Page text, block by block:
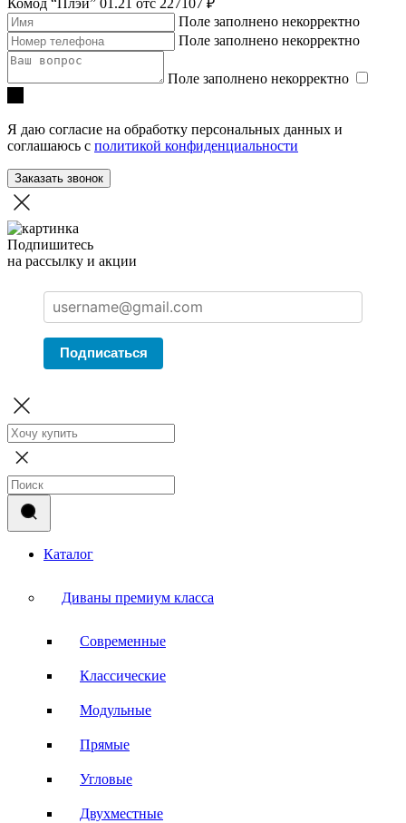
Комод “Плэй” 01.21 отc 227107 ₽
Поле заполнено некорректно
Поле заполнено некорректно
Поле заполнено некорректно
Я даю согласие на обработку персональных данных и
соглашаюсь с политикой конфиденциальности
Заказать звонок
Подпишитесь
на рассылку и акции
Подписаться
Каталог
Диваны премиум класса
Современные
Классические
Модульные
Прямые
Угловые
Двухместные